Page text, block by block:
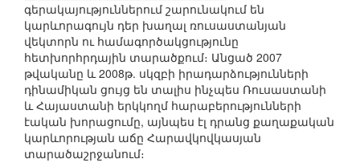
գերակայություններում շարունակում են
կարևորագույն դեր խաղալ ռուսաստանյան
վեկտորն ու համագործակցությունը
հետխորհրդային տարածքում։ Անցած 2007
թվականը և 2008թ. սկզբի իրադարձությունների
դինամիկան ցույց են տալիս ինչպես Ռուսաստանի
և Հայաստանի երկկողմ հարաբերությունների
էական խորացումը, այնպես էլ դրանց քաղաքական
կարևորության աճը Հարավկովկասյան
տարածաշրջանում։